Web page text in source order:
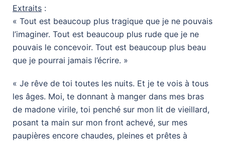
Extraits :
« Tout est beaucoup plus tragique que je ne pouvais
l’imaginer. Tout est beaucoup plus rude que je ne
pouvais le concevoir. Tout est beaucoup plus beau
que je pourrai jamais l’écrire. »
« Je rêve de toi toutes les nuits. Et je te vois à tous
les âges. Moi, te donnant à manger dans mes bras
de madone virile, toi penché sur mon lit de vieillard,
posant ta main sur mon front achevé, sur mes
paupières encore chaudes, pleines et prêtes à